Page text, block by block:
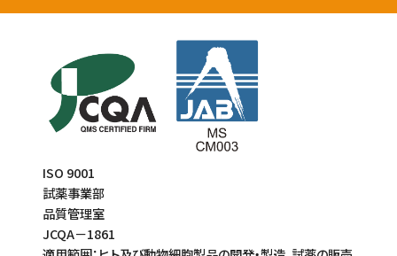
ISO 9001
試薬事業部
品質管理室
JCQA－1861